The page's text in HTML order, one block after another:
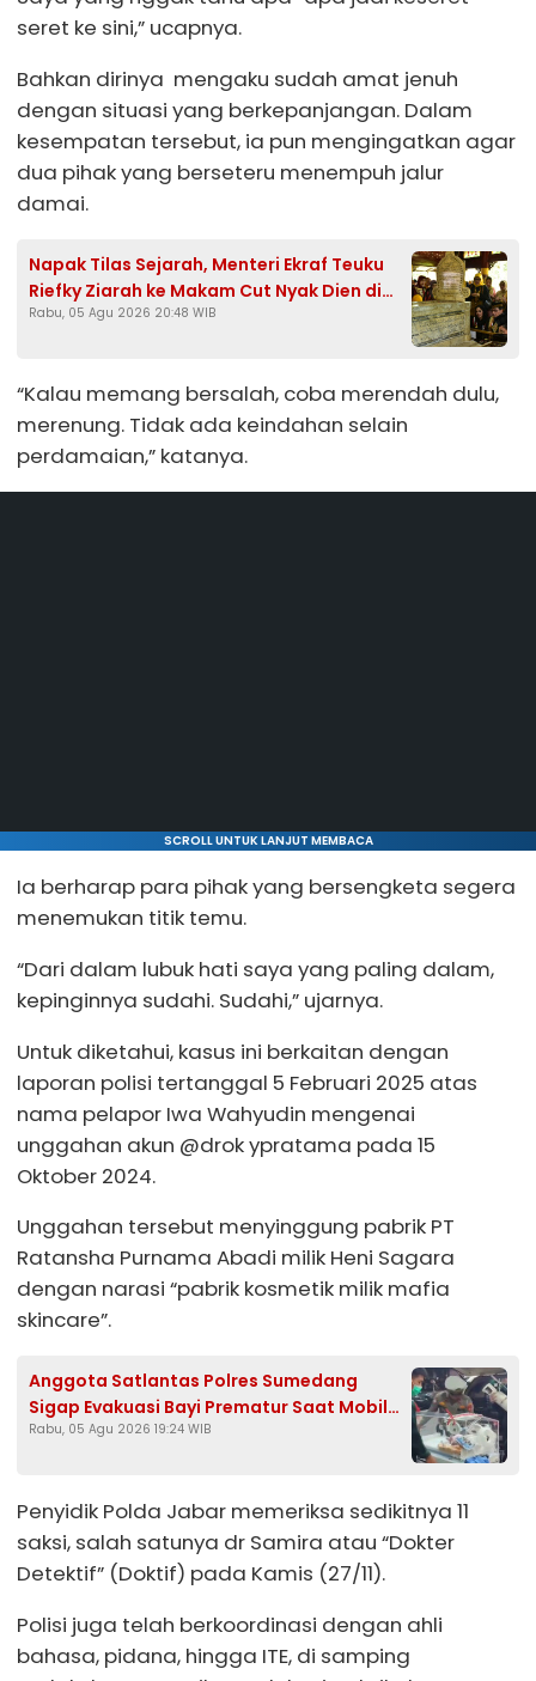
seret ke sini,” ucapnya.
Bahkan dirinya mengaku sudah amat jenuh
dengan situasi yang berkepanjangan. Dalam
kesempatan tersebut, ia pun mengingatkan agar
dua pihak yang berseteru menempuh jalur
damai.
Napak Tilas Sejarah, Menteri Ekraf Teuku
Riefky Ziarah ke Makam Cut Nyak Dien di
Sumedang
Rabu, 05 Agu 2026 20:48 WIB
“Kalau memang bersalah, coba merendah dulu,
merenung. Tidak ada keindahan selain
perdamaian,” katanya.
SCROLL UNTUK LANJUT MEMBACA
Ia berharap para pihak yang bersengketa segera
menemukan titik temu.
“Dari dalam lubuk hati saya yang paling dalam,
kepinginnya sudahi. Sudahi,” ujarnya.
Untuk diketahui, kasus ini berkaitan dengan
laporan polisi tertanggal 5 Februari 2025 atas
nama pelapor Iwa Wahyudin mengenai
unggahan akun @drok ypratama pada 15
Oktober 2024.
Unggahan tersebut menyinggung pabrik PT
Ratansha Purnama Abadi milik Heni Sagara
dengan narasi “pabrik kosmetik milik mafia
skincare”.
Anggota Satlantas Polres Sumedang
Sigap Evakuasi Bayi Prematur Saat Mobil
Ambulans Pecah Ban
Rabu, 05 Agu 2026 19:24 WIB
Penyidik Polda Jabar memeriksa sedikitnya 11
saksi, salah satunya dr Samira atau “Dokter
Detektif” (Doktif) pada Kamis (27/11).
Polisi juga telah berkoordinasi dengan ahli
bahasa, pidana, hingga ITE, di samping